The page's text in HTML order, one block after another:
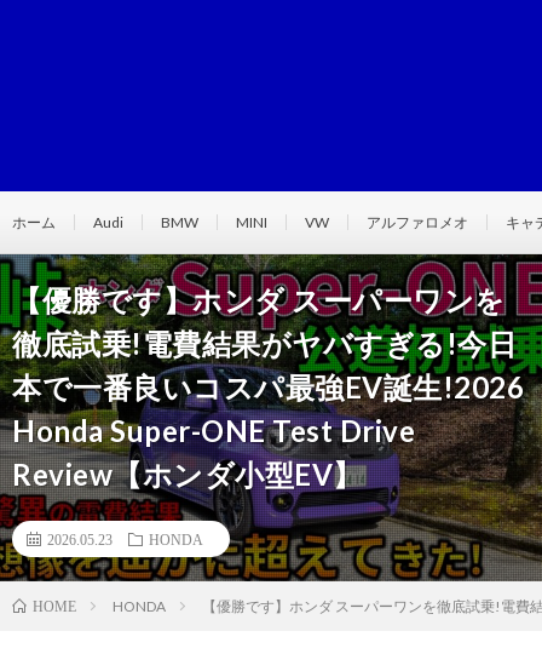
ホーム Audi BMW MINI VW アルファロメオ キャ
【優勝です】ホンダ スーパーワンを
徹底試乗!電費結果がヤバすぎる!今日
本で一番良いコスパ最強EV誕生!2026
Honda Super-ONE Test Drive
Review【ホンダ小型EV】
2026.05.23 HONDA
HOME HONDA 【優勝です】ホンダ スーパーワンを徹底試乗!電